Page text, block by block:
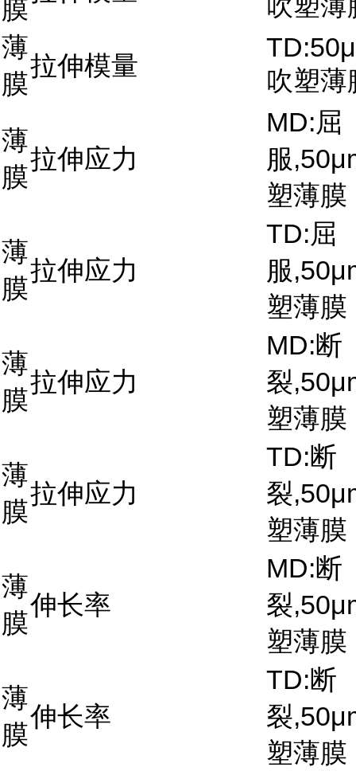
膜
薄
膜
拉伸模量
吹塑薄
薄
膜
拉伸应力
MD:屈
服
塑薄膜
薄
膜
拉伸应力
TD:屈
服
塑薄膜
薄
膜
拉伸应力
MD:断
裂
塑薄膜
薄
膜
拉伸应力
TD:断
裂
塑薄膜
薄
膜
伸长率
MD:断
裂
塑薄膜
薄
膜
伸长率
TD:断
裂
塑薄膜